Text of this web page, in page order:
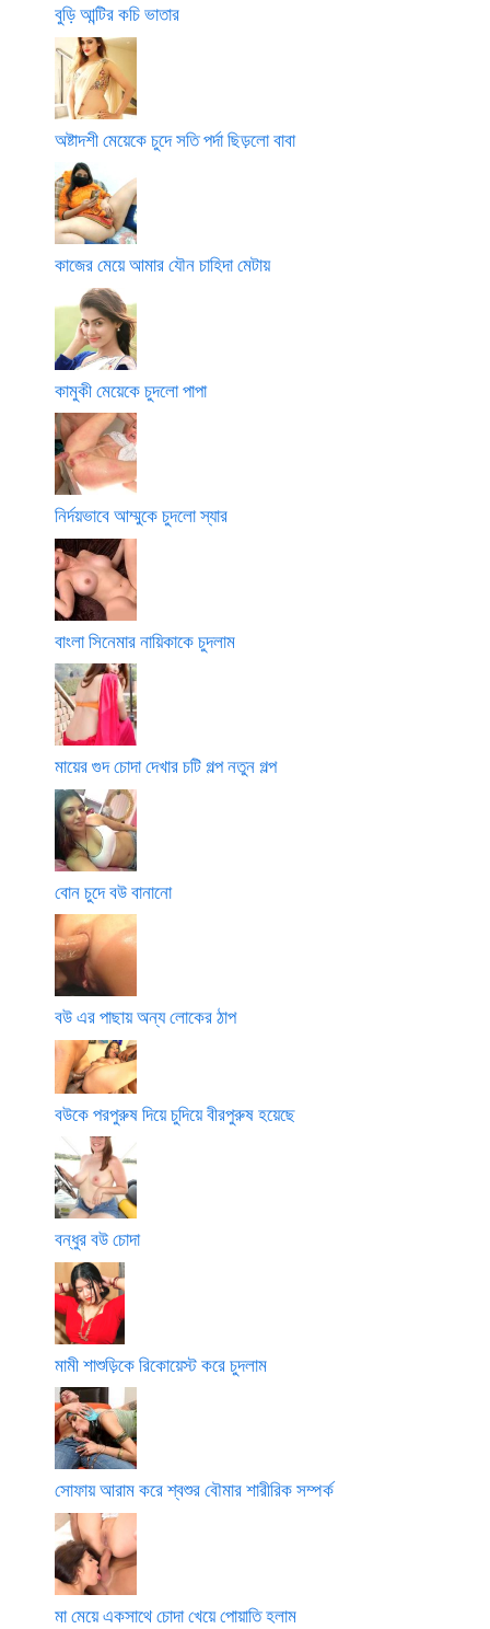
বুড়ি আন্টির কচি ভাতার
অষ্টাদশী মেয়েকে চুদে সতি পর্দা ছিড়লো বাবা
কাজের মেয়ে আমার যৌন চাহিদা মেটায়
কামুকী মেয়েকে চুদলো পাপা
নির্দয়ভাবে আম্মুকে চুদলো স্যার
বাংলা সিনেমার নায়িকাকে চুদলাম
মায়ের গুদ চোদা দেখার চটি গল্প নতুন গল্প
বোন চুদে বউ বানানো
বউ এর পাছায় অন্য লোকের ঠাপ
বউকে পরপুরুষ দিয়ে চুদিয়ে বীরপুরুষ হয়েছে
বন্ধুর বউ চোদা
মামী শাশুড়িকে রিকোয়েস্ট করে চুদলাম
সোফায় আরাম করে শ্বশুর বৌমার শারীরিক সম্পর্ক
মা মেয়ে একসাথে চোদা খেয়ে পোয়াতি হলাম